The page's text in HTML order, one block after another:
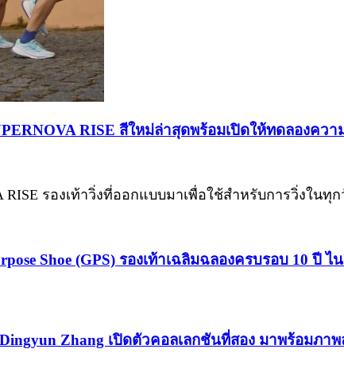
RISE สีใหม่ล่าสุดพร้อมเปิดให้ทดลองคว
RISE รองเท้าวิ่งที่ออกแบบมาเพื่อใช้สำหรับการวิ่งใ
Shoe (GPS) รองเท้าเฉลิมฉลองครบรอบ 10 ปี ไ
Zhang เปิดตัวคอลเลกชันที่สอง มาพร้อมภา